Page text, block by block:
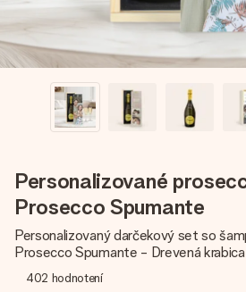
Personalizované
Prosecco Spumante
Personalizovaný darčekový set so
Prosecco Spumante - Drevená
402 hodnotení